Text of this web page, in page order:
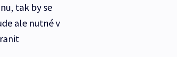
tak by se
ale nutné v